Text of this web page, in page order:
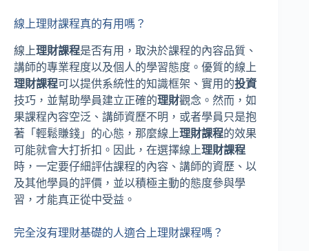
線上理財課程真的有用嗎？
線上理財課程是否有用，取決於課程的內容品質、
講師的專業程度以及個人的學習態度。優質的線上
理財課程可以提供系統性的知識框架、實用的投資
技巧，並幫助學員建立正確的理財觀念。然而，如
果課程內容空泛、講師資歷不明，或者學員只是抱
著「輕鬆賺錢」的心態，那麼線上理財課程的效果
可能就會大打折扣。因此，在選擇線上理財課程
時，一定要仔細評估課程的內容、講師的資歷、以
及其他學員的評價，並以積極主動的態度參與學
習，才能真正從中受益。
完全沒有理財基礎的人適合上理財課程嗎？